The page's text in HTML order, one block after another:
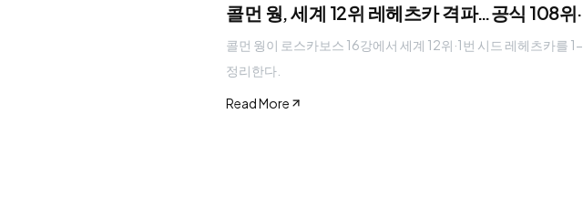
콜먼 웡, 세계 12위 레헤츠카 격파…공식 108위
콜먼 웡이 로스카보스 16강에서 세계 12위·1번 시드 레헤츠카
정리한다.
Read More